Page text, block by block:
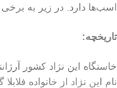
اسب‌ها دارد. در زیر به
تاریخچه:
خاستگاه این نژاد کشور
نام این نژاد از خانواده